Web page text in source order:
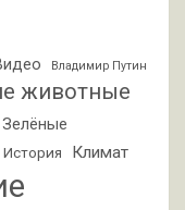
Владимир Путин
животные
Зелёные
История Климат